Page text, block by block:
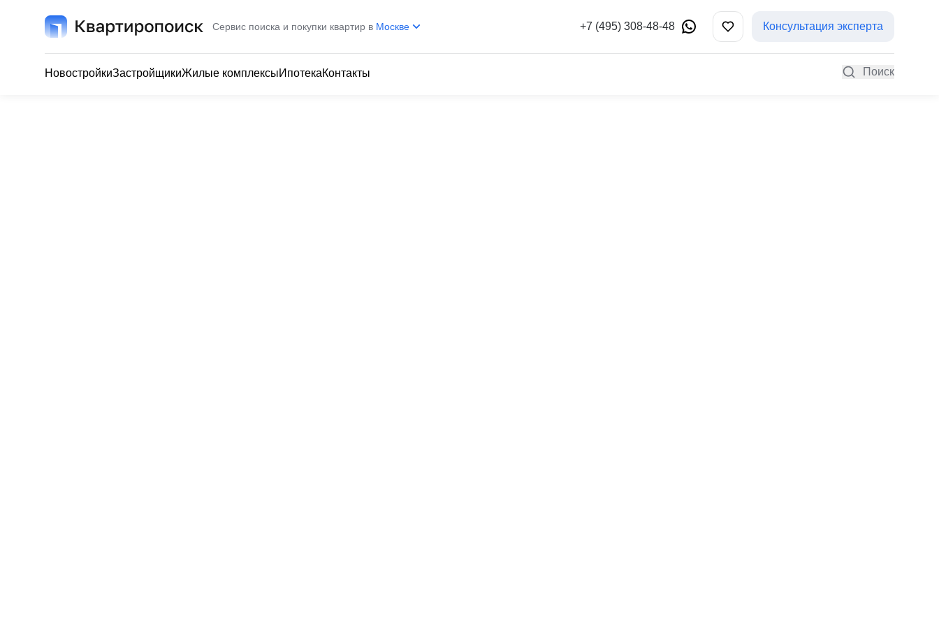
Сервис поиска и покупки квартир в Москве +7 (495) 308-48-48 Консультация эксперта
НовостройкиЗастройщикиЖилые комплексыИпотекаКонтакты Поиск